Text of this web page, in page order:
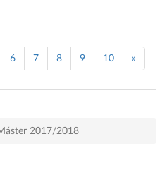
6 7 8 9 10 »
2017/2018